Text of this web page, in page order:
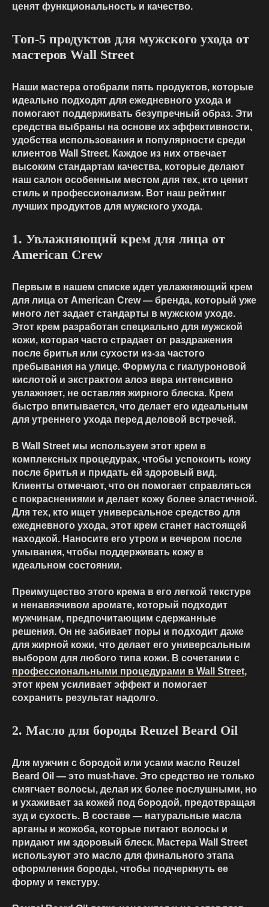
ценят функциональность и качество.
Топ-5 продуктов для мужского ухода от
мастеров Wall Street
Наши мастера отобрали пять продуктов, которые
идеально подходят для ежедневного ухода и
помогают поддерживать безупречный образ. Эти
средства выбраны на основе их эффективности,
удобства использования и популярности среди
клиентов Wall Street. Каждое из них отвечает
высоким стандартам качества, которые делают
наш салон особенным местом для тех, кто ценит
стиль и профессионализм. Вот наш рейтинг
лучших продуктов для мужского ухода.
1. Увлажняющий крем для лица от
American Crew
Первым в нашем списке идет увлажняющий крем
для лица от American Crew — бренда, который уже
много лет задает стандарты в мужском уходе.
Этот крем разработан специально для мужской
кожи, которая часто страдает от раздражения
после бритья или сухости из-за частого
пребывания на улице. Формула с гиалуроновой
кислотой и экстрактом алоэ вера интенсивно
увлажняет, не оставляя жирного блеска. Крем
быстро впитывается, что делает его идеальным
для утреннего ухода перед деловой встречей.
В Wall Street мы используем этот крем в
комплексных процедурах, чтобы успокоить кожу
после бритья и придать ей здоровый вид.
Клиенты отмечают, что он помогает справляться
с покраснениями и делает кожу более эластичной.
Для тех, кто ищет универсальное средство для
ежедневного ухода, этот крем станет настоящей
находкой. Наносите его утром и вечером после
умывания, чтобы поддерживать кожу в
идеальном состоянии.
Преимущество этого крема в его легкой текстуре
и ненавязчивом аромате, который подходит
мужчинам, предпочитающим сдержанные
решения. Он не забивает поры и подходит даже
для жирной кожи, что делает его универсальным
выбором для любого типа кожи. В сочетании с
профессиональными процедурами в Wall Street,
этот крем усиливает эффект и помогает
сохранить результат надолго.
2. Масло для бороды Reuzel Beard Oil
Для мужчин с бородой или усами масло Reuzel
Beard Oil — это must-have. Это средство не только
смягчает волосы, делая их более послушными, но
и ухаживает за кожей под бородой, предотвращая
зуд и сухость. В составе — натуральные масла
арганы и жожоба, которые питают волосы и
придают им здоровый блеск. Мастера Wall Street
используют это масло для финального этапа
оформления бороды, чтобы подчеркнуть ее
форму и текстуру.